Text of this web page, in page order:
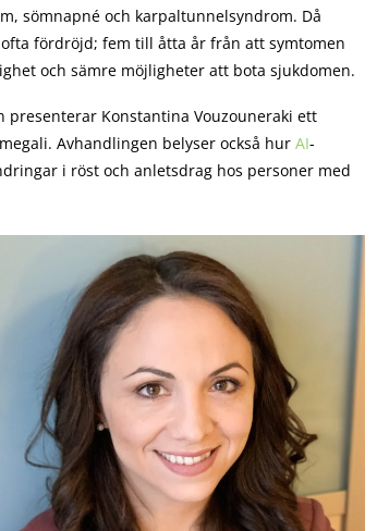
sömnapné och karpaltunnelsyndrom. Då
fördröjd; fem till åtta år från att symtomen
och sämre möjligheter att bota sjukdomen.
Konstantina Vouzouneraki ett
Avhandlingen belyser också hur AI-
i röst och anletsdrag hos personer med